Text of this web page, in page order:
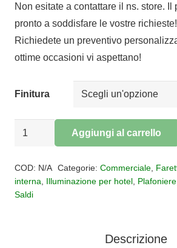
originale
era:
€25,00.
attuale
è:
€12,50.
Non esitate a contattare il ns. store. Il
pronto a soddisfare le vostre richieste!
Richiedete un preventivo
ottime occasioni vi aspettano!
Finitura
Faretto
quantità
Aggiungi al carrello
COD: N/A Categorie: Commerciale,
interna
Illuminazione per hotel Plafoniere
Saldi
Descrizione